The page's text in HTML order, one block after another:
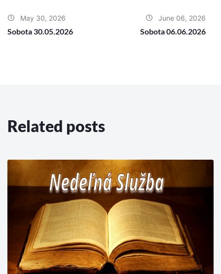
May 30, 2026
Sobota 30.05.2026
June 06, 2026
Sobota 06.06.2026
Related posts